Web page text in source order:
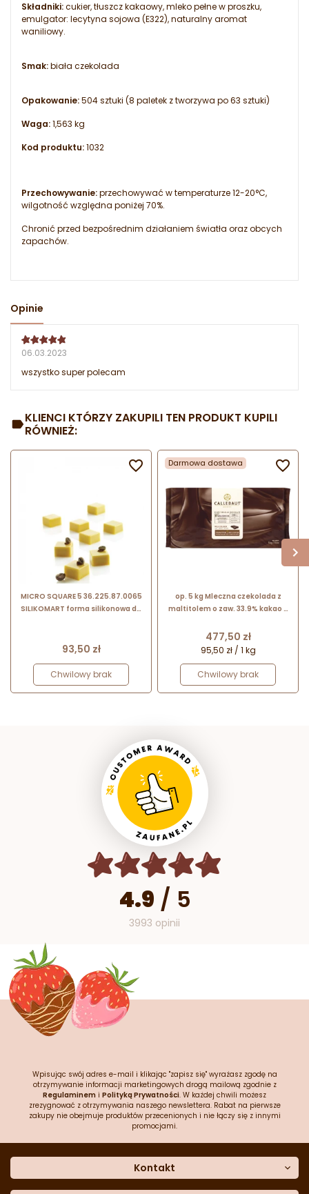
Składniki:cukier, tłuszcz kakaowy, mleko pełne w proszku,
emulgator: lecytyna sojowa (E322), naturalny aromat
waniliowy.
Smak:biała czekolada
Opakowanie:504 sztuki (8 paletek z tworzywa po 63 sztuki)
Waga:1,563 kg
Kod produktu:1032
Przechowywanie:przechowywać w temperaturze 12-20°C,
wilgotność względna poniżej 70%.
Chronić przed bezpośrednim działaniem światła oraz obcych
zapachów.
Opinie
06.03.2023
wszystko super polecam
KLIENCI KTÓRZY ZAKUPILI TEN PRODUKT KUPILI
RÓWNIEŻ:
MICRO SQUARE 5 36.225.87.0065
SILIKOMART forma silikonowa do
Cena
93,50 zł
Chwilowy brak
 Darmowa dostawa
op. 5 kg Mleczna czekolada z
maltitolem o zaw. 33.9% kakao -
czekoladowy bez dodatku cukru
Cena
477,50 zł
95,50 zł / 1 kg
Chwilowy brak

4.9 / 5
3993 opinii
Wpisując swój adres e-mail i klikając "zapisz się" wyrażasz zgodę na
otrzymywanie informacji marketingowych drogą mailową zgodnie z
Regulaminem i Polityką Prywatności. W każdej chwili możesz
zrezygnować z otrzymywania naszego newslettera. Rabat na pierwsze
zakupy nie obejmuje produktów przecenionych i nie łączy się z innymi
promocjami.
Kontakt